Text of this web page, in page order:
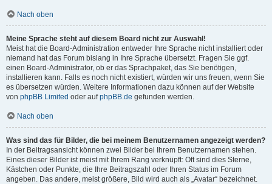
Nach oben
Meine Sprache steht auf diesem Board nicht zur Auswahl!
Meist hat die Board-Administration entweder Ihre Sprache nicht installiert oder
niemand hat das Forum bislang in Ihre Sprache übersetzt. Fragen Sie ggf.
einen Board-Administrator, ob er das Sprachpaket, das Sie benötigen,
installieren kann. Falls es noch nicht existiert, würden wir uns freuen, wenn Sie
es übersetzen würden. Weitere Informationen dazu können auf der Website
von phpBB Limited oder aufphpBB.de gefunden werden.
Nach oben
Was sind das für Bilder, die bei meinem Benutzernamen angezeigt werden?
In der Beitragsansicht können zwei Bilder bei Ihrem Benutzernamen stehen.
Eines dieser Bilder ist meist mit Ihrem Rang verknüpft: Oft sind dies Sterne,
Kästchen oder Punkte, die Ihre Beitragszahl oder Ihren Status im Forum
angeben. Das andere, meist größere, Bild wird auch als „Avatar“ bezeichnet.